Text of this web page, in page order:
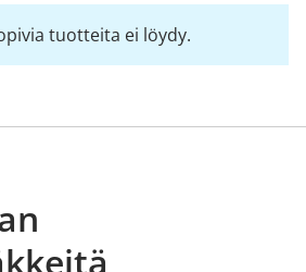
tuotteita ei löydy.